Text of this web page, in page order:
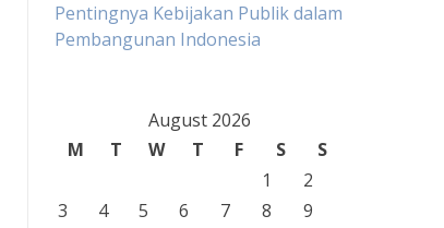
Pentingnya Kebijakan Publik dalam
Pembangunan Indonesia
August 2026
M
T W T F S
S
1
2
3
4 5 6 7 8
9